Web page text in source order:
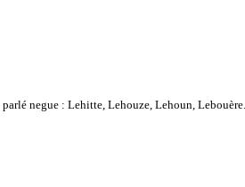
negue : Lehitte, Lehouze, Lehoun,